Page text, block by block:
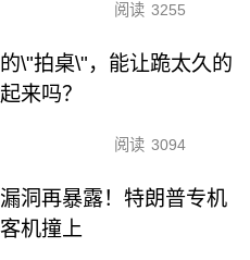
阅读 3255
\"拍桌\"，能让跪太久的
来吗？
阅读 3094
洞再暴露！特朗普专机
机撞上